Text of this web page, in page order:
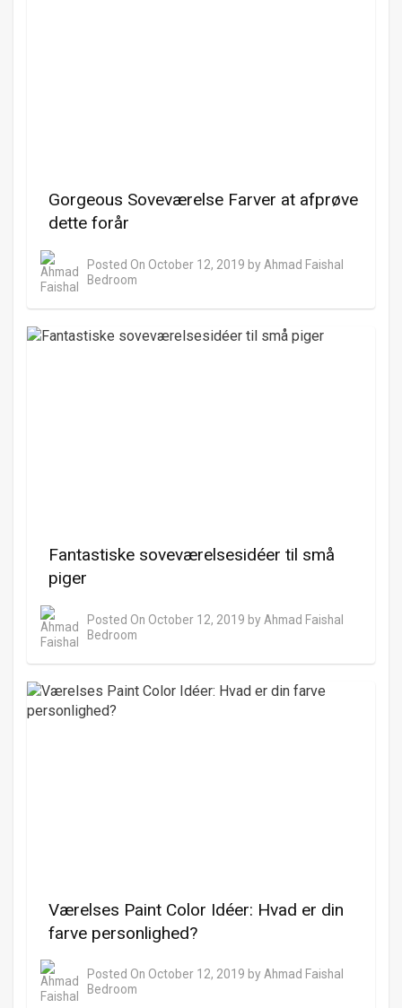
Gorgeous Soveværelse Farver at afprøve
dette forår
Posted On October 12, 2019 by Ahmad Faishal
Bedroom
Fantastiske soveværelsesidéer til små
piger
Posted On October 12, 2019 by Ahmad Faishal
Bedroom
Værelses Paint Color Idéer: Hvad er din
farve personlighed?
Posted On October 12, 2019 by Ahmad Faishal
Bedroom